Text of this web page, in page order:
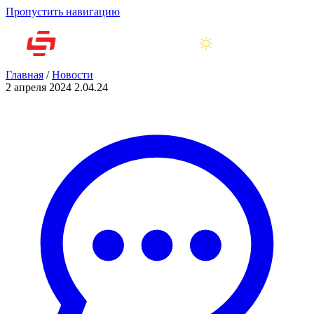
Пропустить навигацию
Главная /Новости
2 апреля 2024 2.04.24